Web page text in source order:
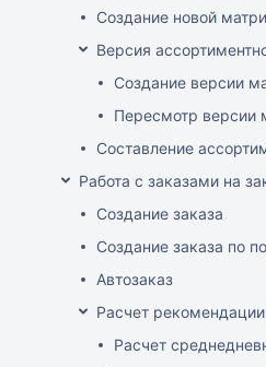
Создание новой
Версия
Создание версии
Пересмотр версии
Составление
Работа с заказами на
Создание заказа
Создание заказа по
Автозаказ
Расчет рекомендации
Расчет